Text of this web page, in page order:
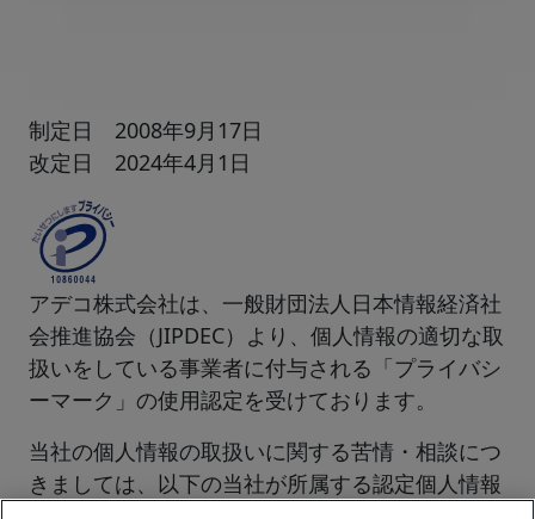
制定日 2008年9月17日
改定日 2024年4月1日
アデコ株式会社は、一般財団法人日本情報経済社
会推進協会（JIPDEC）より、個人情報の適切な取
扱いをしている事業者に付与される「プライバシ
ーマーク」の使用認定を受けております。
当社の個人情報の取扱いに関する苦情・相談につ
きましては、以下の当社が所属する認定個人情報